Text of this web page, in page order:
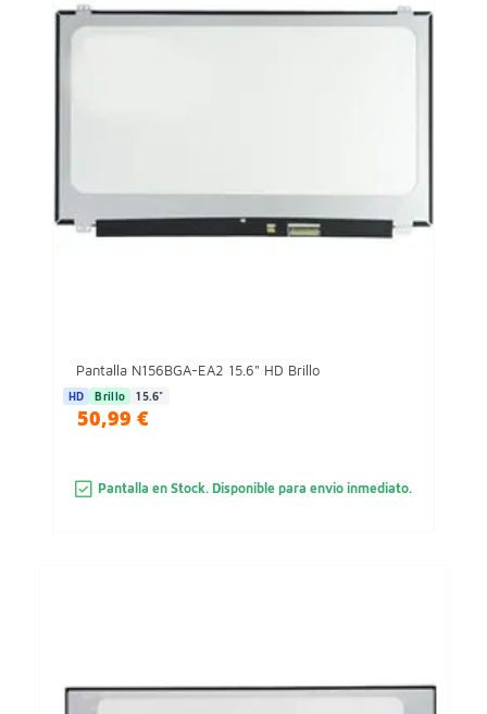
Pantalla N156BGA-EA2 15.6" HD Brillo
HD Brillo 15.6"
50,99 €
Pantalla en Stock. Disponible para envio inmediato.